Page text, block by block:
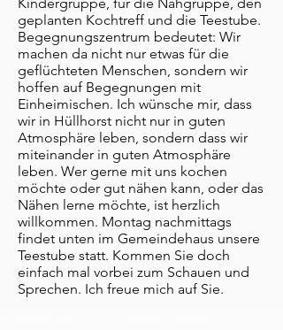
geplanten Kochtreff und die Teestube.
Begegnungszentrum bedeutet: Wir
machen da nicht nur etwas für die
geflüchteten Menschen, sondern wir
hoffen auf Begegnungen mit
Einheimischen. Ich wünsche mir, dass
wir in Hüllhorst nicht nur in guten
Atmosphäre leben, sondern dass wir
miteinander in guten Atmosphäre
leben. Wer gerne mit uns kochen
möchte oder gut nähen kann, oder das
Nähen lerne möchte, ist herzlich
willkommen. Montag nachmittags
findet unten im Gemeindehaus unsere
Teestube statt. Kommen Sie doch
einfach mal vorbei zum Schauen und
Sprechen. Ich freue mich auf Sie.